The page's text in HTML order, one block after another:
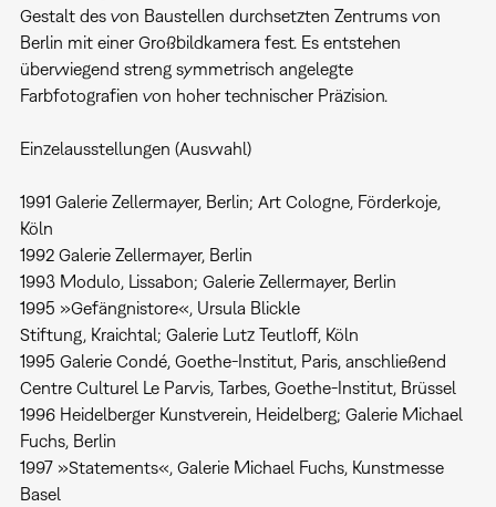
Gestalt des von Baustellen durchsetzten Zentrums von
Berlin mit einer Großbildkamera fest. Es entstehen
überwiegend streng symmetrisch angelegte
Farbfotografien von hoher technischer Präzision.
Einzelausstellungen (Auswahl)
1991 Galerie Zellermayer, Berlin; Art Cologne, Förderkoje,
Köln
1992 Galerie Zellermayer, Berlin
1993 Modulo, Lissabon; Galerie Zellermayer, Berlin
1995 »Gefängnistore«, Ursula Blickle
Stiftung, Kraichtal; Galerie Lutz Teutloff, Köln
1995 Galerie Condé, Goethe-Institut, Paris, anschließend
Centre Culturel Le Parvis, Tarbes, Goethe-Institut, Brüssel
1996 Heidelberger Kunstverein, Heidelberg; Galerie Michael
Fuchs, Berlin
1997 »Statements«, Galerie Michael Fuchs, Kunstmesse
Basel